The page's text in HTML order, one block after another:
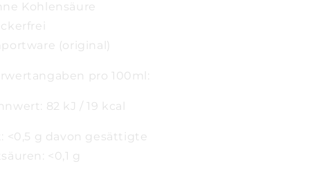
Kohlensäure
(original)
pro 100ml:
82 kJ / 19 kcal
<0,5 g davon gesättigte
<0,1 g